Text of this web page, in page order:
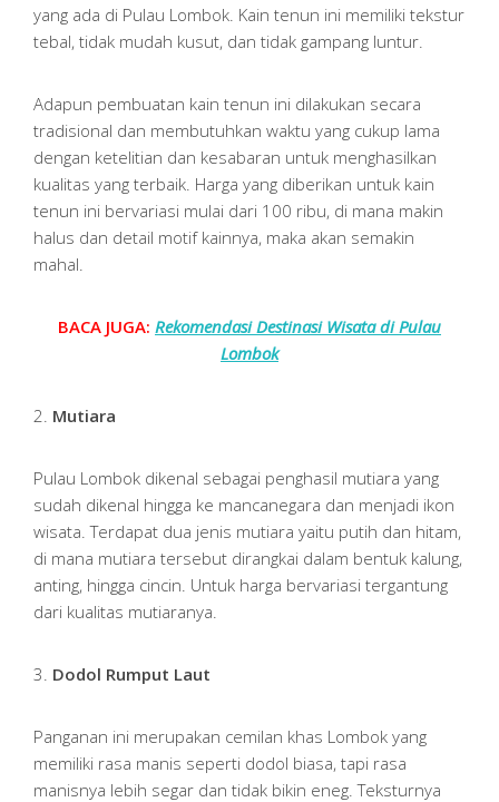
yang ada di Pulau Lombok. Kain tenun ini memiliki tekstur
tebal, tidak mudah kusut, dan tidak gampang luntur.
Adapun pembuatan kain tenun ini dilakukan secara
tradisional dan membutuhkan waktu yang cukup lama
dengan ketelitian dan kesabaran untuk menghasilkan
kualitas yang terbaik. Harga yang diberikan untuk kain
tenun ini bervariasi mulai dari 100 ribu, di mana makin
halus dan detail motif kainnya, maka akan semakin
mahal.
BACA JUGA: Rekomendasi Destinasi Wisata di Pulau
Lombok
2. Mutiara
Pulau Lombok dikenal sebagai penghasil mutiara yang
sudah dikenal hingga ke mancanegara dan menjadi ikon
wisata. Terdapat dua jenis mutiara yaitu putih dan hitam,
di mana mutiara tersebut dirangkai dalam bentuk kalung,
anting, hingga cincin. Untuk harga bervariasi tergantung
dari kualitas mutiaranya.
3. Dodol Rumput Laut
Panganan ini merupakan cemilan khas Lombok yang
memiliki rasa manis seperti dodol biasa, tapi rasa
manisnya lebih segar dan tidak bikin eneg. Teksturnya